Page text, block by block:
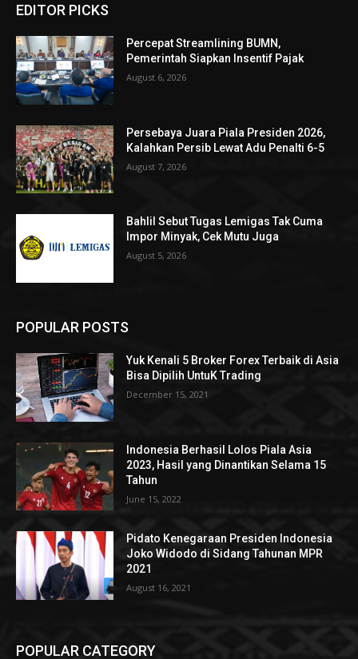
EDITOR PICKS
Percepat Streamlining BUMN,
Pemerintah Siapkan Insentif Pajak
August 6, 2026
Persebaya Juara Piala Presiden 2026,
Kalahkan Persib Lewat Adu Penalti 6-5
August 7, 2026
Bahlil Sebut Tugas Lemigas Tak Cuma
Impor Minyak, Cek Mutu Juga
August 5, 2026
POPULAR POSTS
Yuk Kenali 5 Broker Forex Terbaik di Asia
Bisa Dipilih UntuK Trading
December 15, 2021
Indonesia Berhasil Lolos Piala Asia
2023, Hasil yang Dinantikan Selama 15
Tahun
June 15, 2022
Pidato Kenegaraan Presiden Indonesia
Joko Widodo di Sidang Tahunan MPR
2021
August 16, 2021
POPULAR CATEGORY